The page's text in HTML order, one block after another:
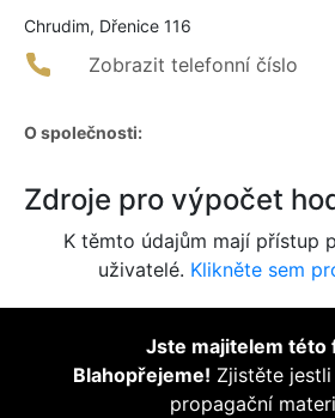
Chrudim, Dřenice 116
Zobrazit telefonní číslo
O společnosti:
Zdroje pro výpočet
K těmto údajům mají přístup
uživatelé. Klikněte sem
Jste majitelem této
Blahopřejeme! Zjistěte
propagační